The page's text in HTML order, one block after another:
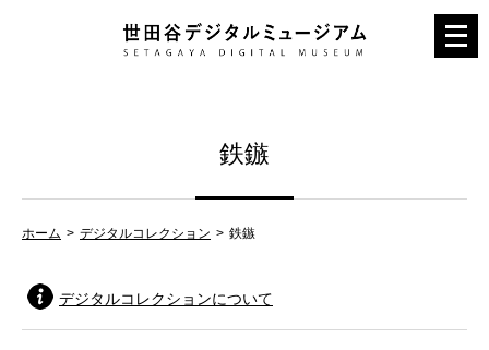
メ
ニ
鉄鏃
ホーム デジタルコレクション 鉄鏃
デジタルコレクションについて